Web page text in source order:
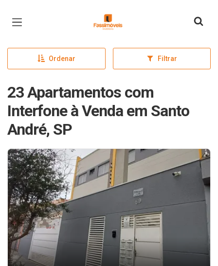
Página inicial
Ordenar Filtrar
23 Apartamentos com
Interfone à Venda em Santo
André, SP